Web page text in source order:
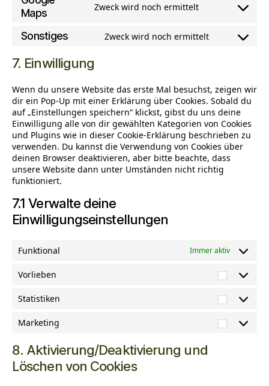
service
Maps
Zweck wird noch ermittelt
Consent
service
Sonstiges Zweck wird noch ermittelt
Consent
sonstiges
7. Einwilligung
Wenn du unsere Website das erste Mal besuchst, zeigen wir
dir ein Pop-Up mit einer Erklärung über Cookies. Sobald du
auf „Einstellungen speichern“ klickst, gibst du uns deine
Einwilligung alle von dir gewählten Kategorien von Cookies
und Plugins wie in dieser Cookie-Erklärung beschrieben zu
verwenden. Du kannst die Verwendung von Cookies über
deinen Browser deaktivieren, aber bitte beachte, dass
unsere Website dann unter Umständen nicht richtig
funktioniert.
7.1 Verwalte deine
Einwilligungseinstellungen
Funktional Immer aktiv
Vorlieben
Statistiken
Marketing
8. Aktivierung/Deaktivierung und
Löschen von Cookies